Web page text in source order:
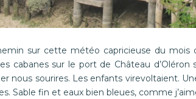
sur cette météo capricieuse du mois
cabanes sur le port de Château
nous sourires. Les enfants virevoltaient.
Sable fin et eaux bien bleues, comme